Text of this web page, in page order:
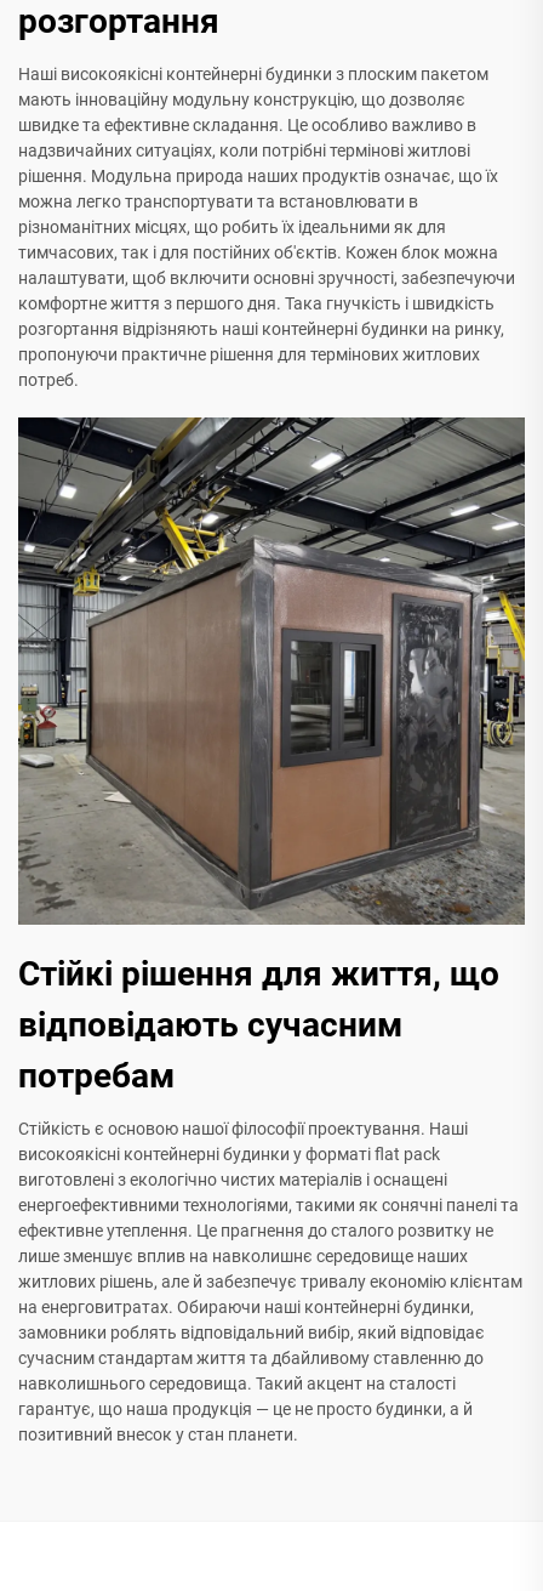
розгортання
Наші високоякісні контейнерні будинки з плоским пакетом
мають інноваційну модульну конструкцію, що дозволяє
швидке та ефективне складання. Це особливо важливо в
надзвичайних ситуаціях, коли потрібні термінові житлові
рішення. Модульна природа наших продуктів означає, що їх
можна легко транспортувати та встановлювати в
різноманітних місцях, що робить їх ідеальними як для
тимчасових, так і для постійних об'єктів. Кожен блок можна
налаштувати, щоб включити основні зручності, забезпечуючи
комфортне життя з першого дня. Така гнучкість і швидкість
розгортання відрізняють наші контейнерні будинки на ринку,
пропонуючи практичне рішення для термінових житлових
потреб.
Стійкі рішення для життя, що
відповідають сучасним
потребам
Стійкість є основою нашої філософії проектування. Наші
високоякісні контейнерні будинки у форматі flat pack
виготовлені з екологічно чистих матеріалів і оснащені
енергоефективними технологіями, такими як сонячні панелі та
ефективне утеплення. Це прагнення до сталого розвитку не
лише зменшує вплив на навколишнє середовище наших
житлових рішень, але й забезпечує тривалу економію клієнтам
на енерговитратах. Обираючи наші контейнерні будинки,
замовники роблять відповідальний вибір, який відповідає
сучасним стандартам життя та дбайливому ставленню до
навколишнього середовища. Такий акцент на сталості
гарантує, що наша продукція — це не просто будинки, а й
позитивний внесок у стан планети.